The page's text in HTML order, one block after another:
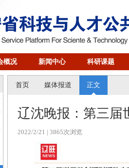
概况 新闻中心 科研课题
首页 媒体报道 正文
辽沈晚报：第三届
2022/2/21 | 3865次浏览